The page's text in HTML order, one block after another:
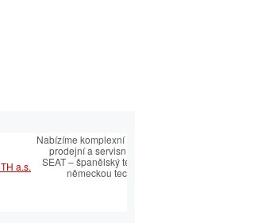
Nabízíme komplexní služby v oblasti
prodejní a servisní péče SEAT.
SEAT – španělský temperament s
německou technologií